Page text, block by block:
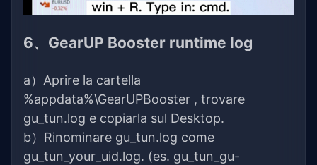
6、GearUP Booster runtime log
a）Aprire la cartella
%appdata%\GearUPBooster , trovare
gu_tun.log e copiarla sul Desktop.
b）Rinominare gu_tun.log come
gu_tun_your_uid.log. (es. gu_tun_gu-